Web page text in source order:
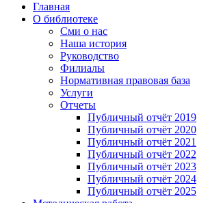
Главная
О библиотеке
Сми о нас
Наша история
Руководство
Филиалы
Нормативная правовая база
Услуги
Отчеты
Публичный отчёт 2019
Публичный отчёт 2020
Публичный отчёт 2021
Публичный отчёт 2022
Публичный отчёт 2023
Публичный отчёт 2024
Публичный отчёт 2025